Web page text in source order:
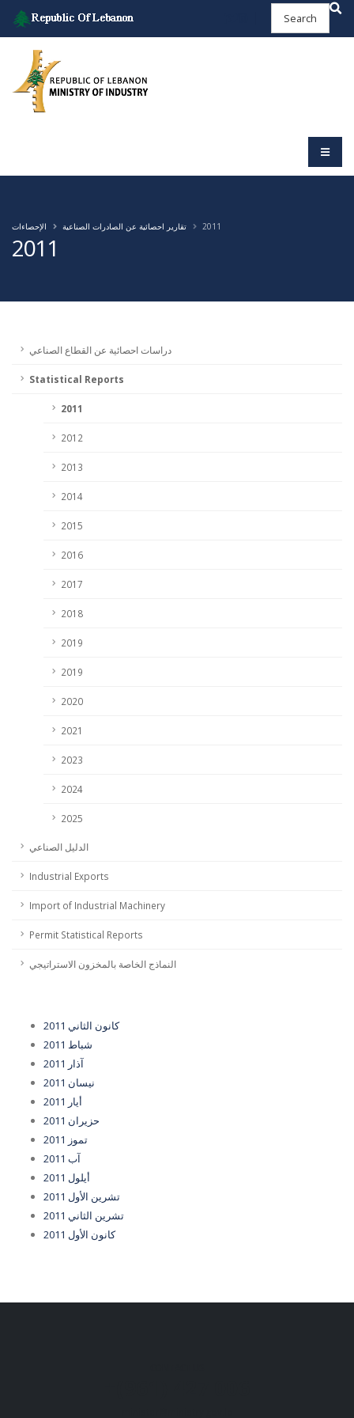
2011
الإحصاءات تقارير احصائية عن الصادرات الصناعية 2011
دراسات احصائية عن القطاع الصناعي
Statistical Reports
2011
2012
2013
2014
2015
2016
2017
2018
2019
2019
2020
2021
2023
2024
2025
الدليل الصناعي
Industrial Exports
Import of Industrial Machinery
Permit Statistical Reports
النماذج الخاصة بالمخزون الاستراتيجي
كانون الثاني 2011
شباط 2011
آذار 2011
نيسان 2011
أيار 2011
حزيران 2011
تموز 2011
آب 2011
أيلول 2011
تشرين الأول 2011
تشرين الثاني 2011
كانون الأول 2011